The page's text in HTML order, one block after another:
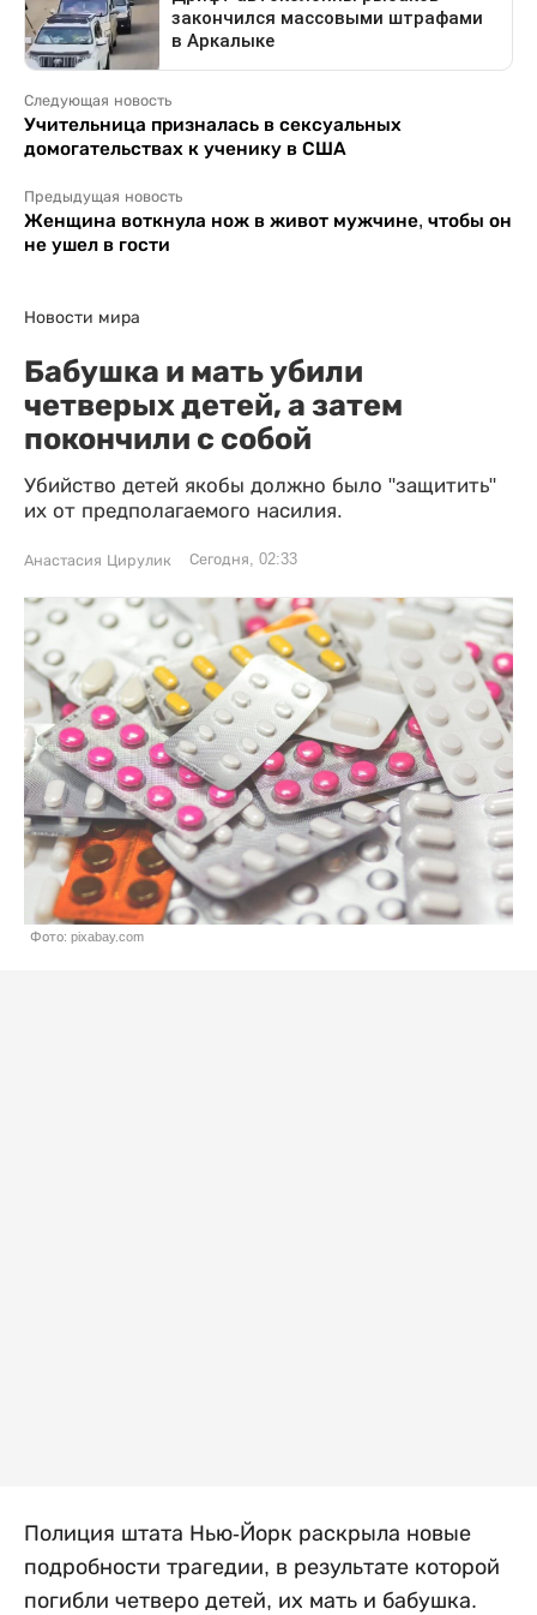
Следующая новость
Учительница призналась в сексуальных
домогательствах к ученику в США
Предыдущая новость
Женщина воткнула нож в живот мужчине, чтобы он
не ушел в гости
Новости мира
Бабушка и мать убили
четверых детей, а затем
покончили с собой
Убийство детей якобы должно было "защитить"
их от предполагаемого насилия.
Анастасия Цирулик Сегодня, 02:33
Фото: pixabay.com
Полиция штата Нью-Йорк раскрыла новые
подробности трагедии, в результате которой
погибли четверо детей, их мать и бабушка.